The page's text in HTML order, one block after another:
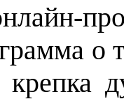
о
крепка